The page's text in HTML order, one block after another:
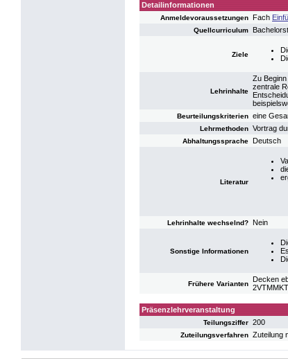
Detailinformationen
Anmeldevoraussetzungen Fach
Quellcurriculum
Ziele
Lehrinhalte
Zu
zentrale
Beurteilungskriterien eine
Lehrmethoden Vortrag
Abhaltungssprache Deutsch
Literatur
Lehrinhalte wechselnd? Nein
Sonstige Informationen
Frühere Varianten
Decken
Präsenzlehrveranstaltung
Teilungsziffer 200
Zuteilungsverfahren Zuteilung